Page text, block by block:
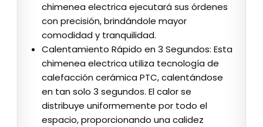
chimenea electrica ejecutará sus órdenes
con precisión, brindándole mayor
comodidad y tranquilidad.
Calentamiento Rápido en 3 Segundos: Esta
chimenea electrica utiliza tecnología de
calefacción cerámica PTC, calentándose
en tan solo 3 segundos. El calor se
distribuye uniformemente por todo el
espacio, proporcionando una calidez